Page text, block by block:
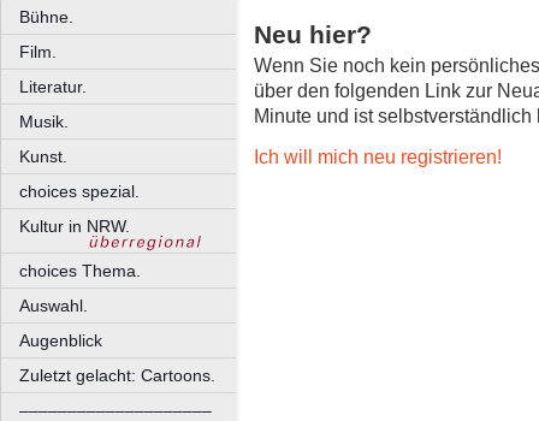
Bühne.
Film.
Literatur.
Musik.
Kunst.
choices spezial.
Kultur in NRW.
choices Thema.
Auswahl.
Augenblick
Zuletzt gelacht: Cartoons.
––––––––––––––––––––
Neu hier?
Wenn Sie noch kein
über den folgenden Link zur
Minute und ist selbstverständlich
Ich will mich neu registrieren!